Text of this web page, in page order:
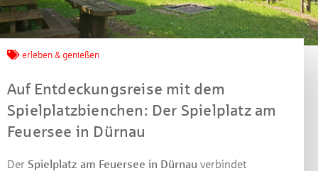
erleben & genießen
Auf Entdeckungsreise mit dem
Spielplatzbienchen: Der Spielplatz am
Feuersee in Dürnau
Der Spielplatz am Feuersee in Dürnau verbindet
Gewinnspiel geschlossen